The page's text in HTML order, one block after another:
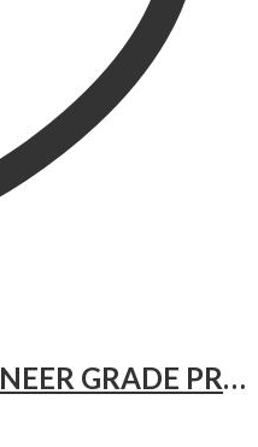
ORALITE 5710 ENGINEER GRADE PREMIUM – CLASA I